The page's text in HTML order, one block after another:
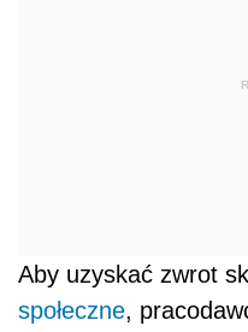
Aby uzyskać zwrot
społeczne,